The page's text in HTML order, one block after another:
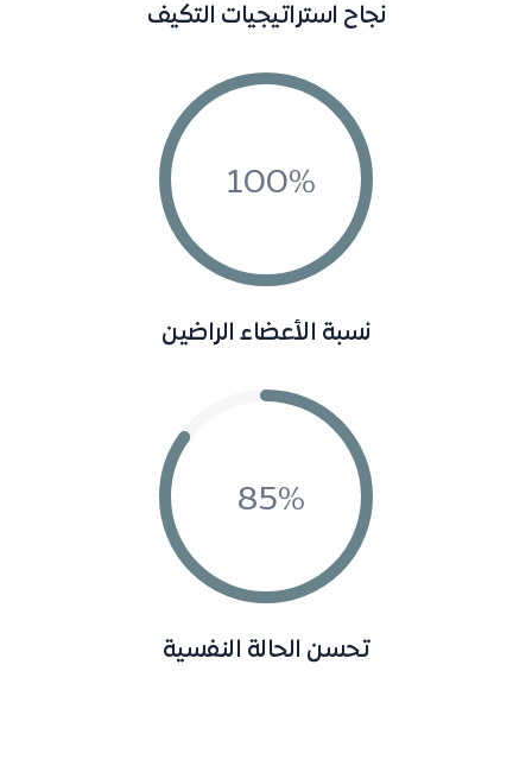
نجاح استراتيجيات التكيف
100
نسبة الأعضاء الراضين
85
تحسن الحالة النفسية